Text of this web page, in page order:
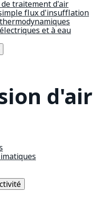
traitement d'air
flux d'insufflation
et à eau
d'air